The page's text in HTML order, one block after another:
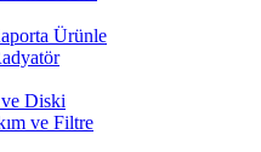
Ürünle
ve Diski
ve Filtre